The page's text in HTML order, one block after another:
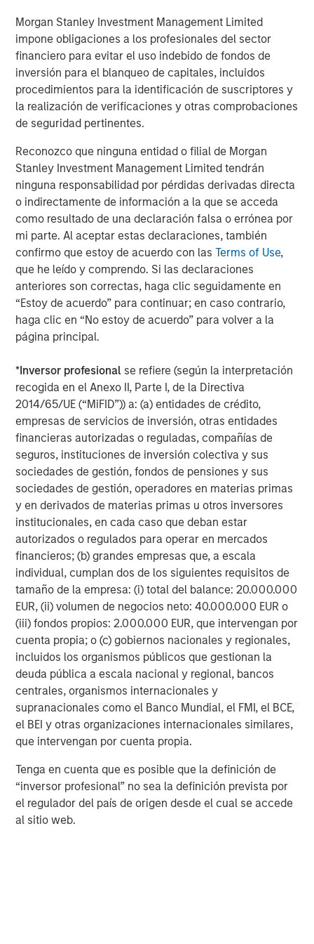
Morgan Stanley Investment Management Limited
impone obligaciones a los profesionales del sector
financiero para evitar el uso indebido de fondos de
inversión para el blanqueo de capitales, incluidos
procedimientos para la identificación de suscriptores y
la realización de verificaciones y otras comprobaciones
de seguridad pertinentes.
Reconozco que ninguna entidad o filial de Morgan
Stanley Investment Management Limited tendrán
ninguna responsabilidad por pérdidas derivadas directa
o indirectamente de información a la que se acceda
como resultado de una declaración falsa o errónea por
mi parte. Al aceptar estas declaraciones, también
confirmo que estoy de acuerdo con lasTerms of Use,
que he leído y comprendo. Si las declaraciones
anteriores son correctas, haga clic seguidamente en
“Estoy de acuerdo” para continuar; en caso contrario,
haga clic en “No estoy de acuerdo” para volver a la
página principal.
*Inversor profesional se refiere (según la interpretación
recogida en el Anexo II, Parte I, de la Directiva
2014/65/UE (“MiFID”)) a: (a) entidades de crédito,
empresas de servicios de inversión, otras entidades
financieras autorizadas o reguladas, compañías de
seguros, instituciones de inversión colectiva y sus
sociedades de gestión, fondos de pensiones y sus
sociedades de gestión, operadores en materias primas
y en derivados de materias primas u otros inversores
institucionales, en cada caso que deban estar
autorizados o regulados para operar en mercados
financieros; (b) grandes empresas que, a escala
individual, cumplan dos de los siguientes requisitos de
tamaño de la empresa: (i) total del balance: 20.000.000
EUR, (ii) volumen de negocios neto: 40.000.000 EUR o
(iii) fondos propios: 2.000.000 EUR, que intervengan por
cuenta propia; o (c) gobiernos nacionales y regionales,
incluidos los organismos públicos que gestionan la
deuda pública a escala nacional y regional, bancos
centrales, organismos internacionales y
supranacionales como el Banco Mundial, el FMI, el BCE,
el BEI y otras organizaciones internacionales similares,
que intervengan por cuenta propia.
Tenga en cuenta que es posible que la definición de
“inversor profesional” no sea la definición prevista por
el regulador del país de origen desde el cual se accede
al sitio web.
homes leased within its buildings.
MSREI and Ridgeback were advised by Savills, Clifford
Chance and Gowling. L&Q were advised by BNP Paribas,
BDO, Pinsent Mason, Knights and Winckworth Sherwood.
About Morgan Stanley Real Estate Investing
Morgan Stanley Real Estate Investing is the global private
real estate investment management business of Morgan
Stanley. One of the most active property investors in the
world for over three decades, MSREI employs a patient,
disciplined approach through global value-add /
opportunistic and regional core / core-plus real estate
investment strategies. With 17 offices throughout the U.S.,
Europe and Asia, regional teams of dedicated real estate
professionals combine a unique global perspective with
local presence and significant transaction execution
expertise. MSREI currently manages $58 billion of gross
real estate assets worldwide on behalf of its clients.
About Morgan Stanley Investment Management
its investment advisory affiliates, has more than 1,300
investment professionals around the world and $1.9
trillion in assets under management or supervision as of
March 31, 2026. Morgan Stanley Investment Management
strives to provide outstanding long-term investment
performance, service, and a comprehensive suite of
investment management solutions to a diverse client
base, which includes governments, institutions,
corporations and individuals worldwide. For further
information about Morgan Stanley Investment
Management, please visitwww.morganstanley.com/im
About Morgan Stanley
Morgan Stanley (NYSE: MS) is a leading global financial
services firm providing a wide range of investment
banking, securities, wealth management and investment
management services. With offices in 42 countries, the
Firm’s employees serve clients worldwide including
corporations, governments, institutions and individuals.
For further information about Morgan Stanley, please visit
www.morganstanley.com.
About Ridgeback Group
Ridgeback is a UK focussed fully integrated real estate
investor, developer and operator with over £2.6bn of
assets under management.